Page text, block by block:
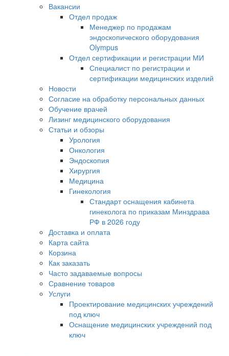
Вакансии
Отдел продаж
Менеджер по продажам
эндоскопического оборудования
Olympus
Отдел сертификации и регистрации МИ
Специалист по регистрации и
сертификации медицинских изделий
Новости
Согласие на обработку персональных данных
Обучение врачей
Лизинг медицинского оборудования
Статьи и обзоры
Урология
Онкология
Эндоскопия
Хирургия
Медицина
Гинекология
Стандарт оснащения кабинета
гинеколога по приказам Минздрава
РФ в 2026 году
Доставка и оплата
Карта сайта
Корзина
Как заказать
Часто задаваемые вопросы
Сравнение товаров
Услуги
Проектирование медицинских учреждений
под ключ
Оснащение медицинских учреждений под
ключ